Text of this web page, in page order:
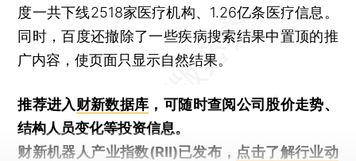
度一共下线2518家医疗机构、1.26亿条医疗信息。
同时，百度还撤除了一些疾病搜索结果中置顶的推
广内容，使页面只显示自然结果。
推荐进入财新数据库 ，可随时查阅公司股价走势、
结构人员变化等投资信息。
财新机器人产业指数(RII)已发布， 点击了解行业动